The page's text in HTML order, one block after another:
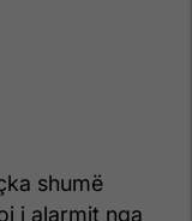
shumë
i alarmit nga